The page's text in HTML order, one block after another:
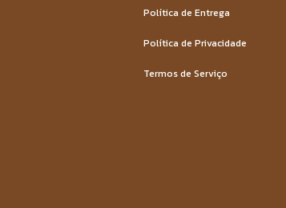
Política de Entrega
Política de Privacidade
Termos de Serviço